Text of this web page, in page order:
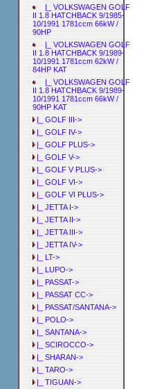
|_ VOLKSWAGEN GOLF
II 1.8 HATCHBACK 9/1985-
10/1991 1781ccm 66kW /
90HP
|_ VOLKSWAGEN GOLF
II 1.8 HATCHBACK 9/1989-
10/1991 1781ccm 62kW /
84HP KAT
|_ VOLKSWAGEN GOLF
II 1.8 HATCHBACK 9/1989-
10/1991 1781ccm 66kW /
90HP KAT
|_ GOLF III->
|_ GOLF IV->
|_ GOLF PLUS->
|_ GOLF V->
|_ GOLF V PLUS->
|_ GOLF VI->
|_ GOLF VI PLUS->
|_ JETTA I->
|_ JETTA II->
|_ JETTA III->
|_ JETTA IV->
|_ LT->
|_ LUPO->
|_ PASSAT->
|_ PASSAT CC->
|_ PASSAT/SANTANA->
|_ POLO->
|_ SANTANA->
|_ SCIROCCO->
|_ SHARAN->
|_ TARO->
|_ TIGUAN->